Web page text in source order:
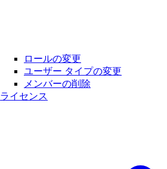
ロールの変更
ユーザー タイプの変更
メンバーの削除
ライセンス